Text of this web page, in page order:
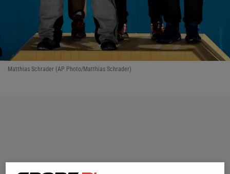
Matthias Schrader (AP Photo/Matthias Schrader)